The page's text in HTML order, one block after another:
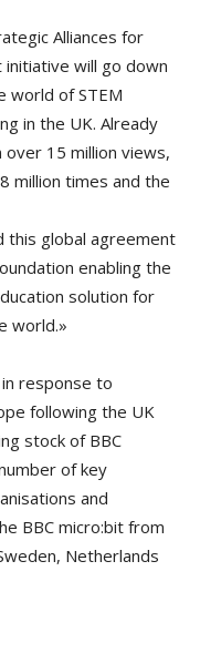
Alliances for
initiative will go down
world of STEM
in the UK. Already
15 million views,
million times and the
this global agreement
enabling the
solution for
world.»
response to
following the UK
stock of BBC
of key
and
BBC micro:bit from
Netherlands